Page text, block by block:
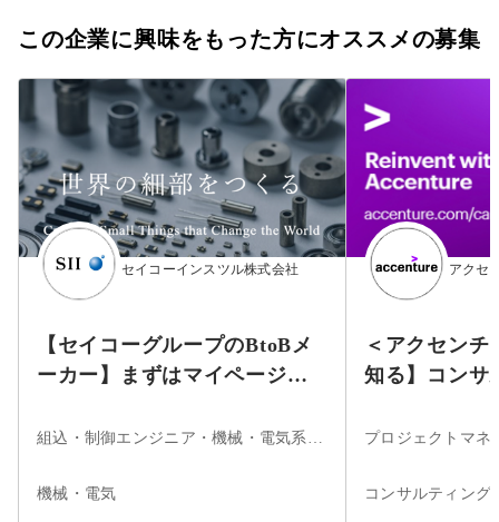
この企業に興味をもった方にオススメの募集
セイコーインスツル株式会社
【セイコーグループのBtoBメ
ーカー】まずはマイページ登
力を武器に、多領域に貢献す
機械・電気
アクセ
＜アクセンチ
知る】コンサ
ナー
コンサルティング